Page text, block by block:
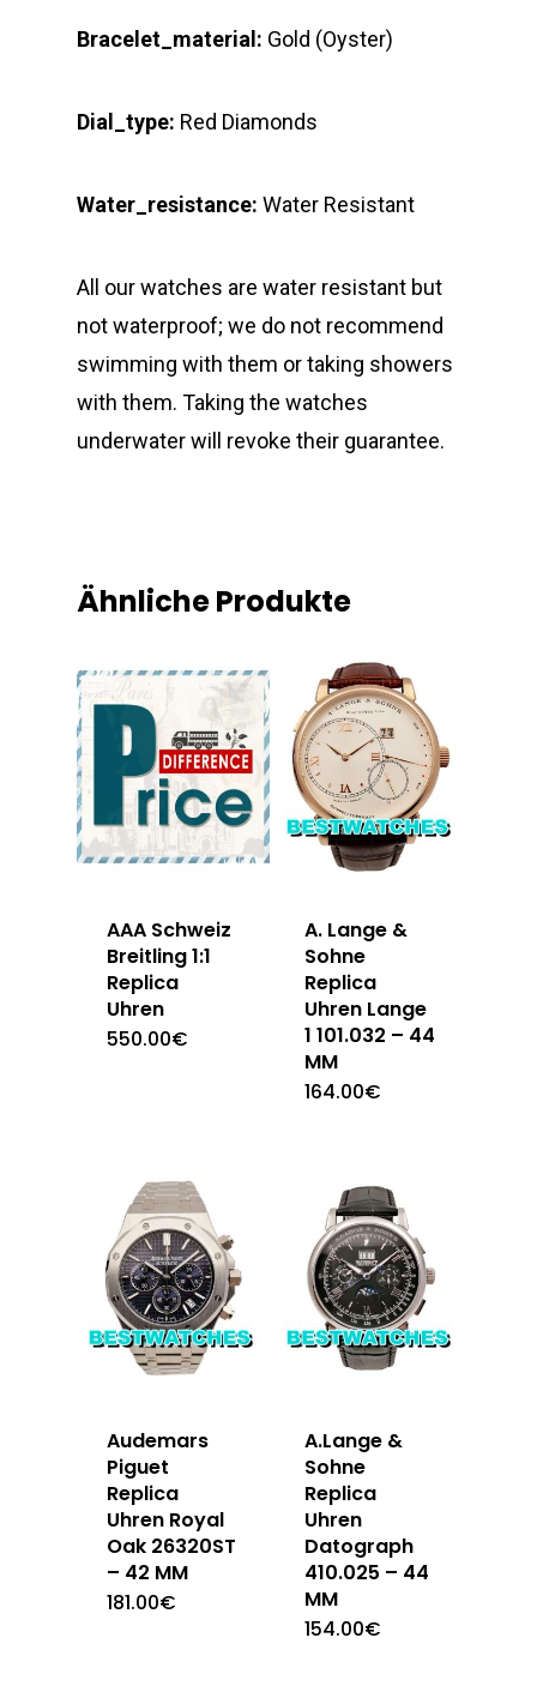
Bracelet_material: Gold (Oyster)
Dial_type: Red Diamonds
Water_resistance: Water Resistant
All our watches are water resistant but
not waterproof; we do not recommend
swimming with them or taking showers
with them. Taking the watches
underwater will revoke their guarantee.
Ähnliche Produkte
AAA Schweiz
Breitling 1:1
Replica
Uhren
550.00€
A. Lange &
Sohne
Replica
Uhren Lange
1 101.032 – 44
MM
164.00€
Audemars
Piguet
Replica
Uhren Royal
Oak 26320ST
– 42 MM
181.00€
A.Lange &
Sohne
Replica
Uhren
Datograph
410.025 – 44
MM
154.00€